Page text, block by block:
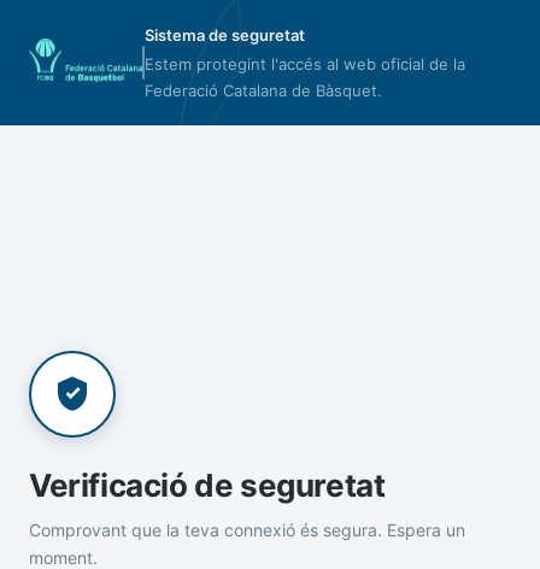
Sistema de seguretat
Estem protegint l'accés al web oficial de la
Federació Catalana de Bàsquet.
Verificació de seguretat
Comprovant que la teva connexió és segura. Espera un
moment.